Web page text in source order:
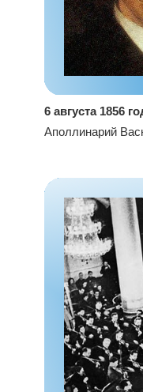
6 августа 1856
Аполлинарий